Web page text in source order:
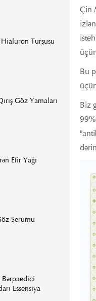
Turşusu
Göz Yamaları
Efir Yağı
Serumu
Essensiya
Çin
Bu
Biz